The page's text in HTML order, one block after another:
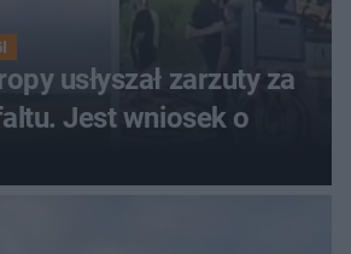
usłyszał zarzuty za
Jest wniosek o